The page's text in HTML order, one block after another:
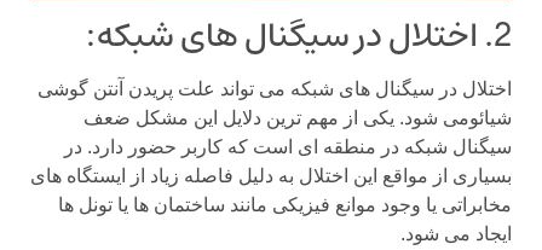
2. اختلال در سیگنال های شبکه:
اختلال در سیگنال های شبکه می تواند علت پریدن آنتن گوشی
شیائومی شود. یکی از مهم ترین دلایل این مشکل ضعف
سیگنال شبکه در منطقه ای است که کاربر حضور دارد. در
بسیاری از مواقع این اختلال به دلیل فاصله زیاد از ایستگاه های
مخابراتی یا وجود موانع فیزیکی مانند ساختمان ها یا تونل ها
ایجاد می شود.